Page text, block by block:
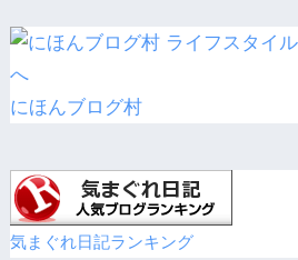
にほんブログ村
気まぐれ日記ランキング